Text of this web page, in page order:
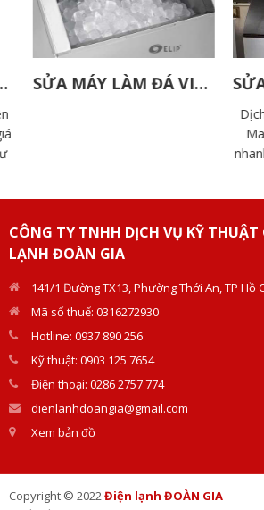
SỬA MÁY LÀM ĐÁ VIÊN ELIP
Dịch
nhanh
CÔNG TY TNHH DỊCH VỤ KỸ THUẬT
LẠNH ĐOÀN GIA
141/1 Đường TX13, Phường Thới An, TP Hồ
Mã số thuế: 0316272930
Hotline: 0937 890 256
Kỹ thuật: 0903 125 7654
Điện thoại: 0286 2757 774
dienlanhdoangia@gmail.com
Xem bản đồ
Copyright © 2022Điện lạnh ĐOÀN GIA